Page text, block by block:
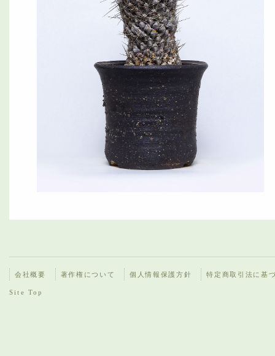
会社概要 著作権について 個人情報保護方針 特定商取引法に基
Site Top